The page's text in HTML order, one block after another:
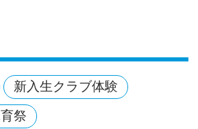
新入生クラブ体験
祭